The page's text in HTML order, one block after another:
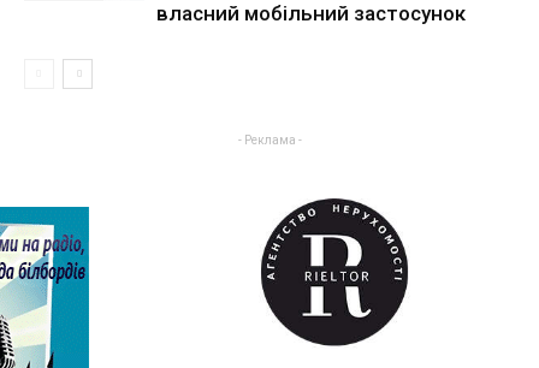
власний мобільний застосунок
- Реклама -